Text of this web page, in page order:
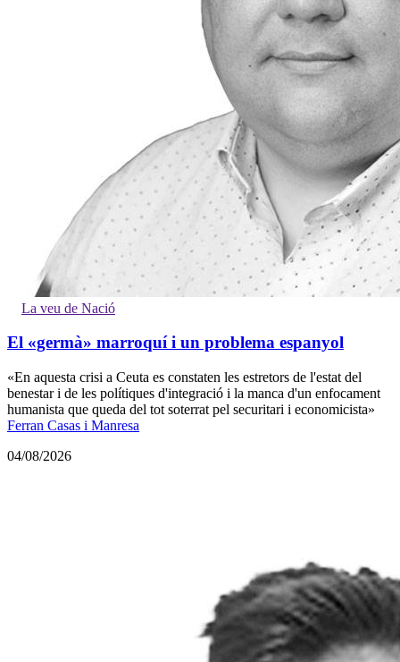
La veu de Nació
El «germà» marroquí i un problema espanyol
«En aquesta crisi a Ceuta es constaten les estretors de l'estat del
benestar i de les polítiques d'integració i la manca d'un enfocament
humanista que queda del tot soterrat pel securitari i economicista»
Ferran Casas i Manresa
04/08/2026